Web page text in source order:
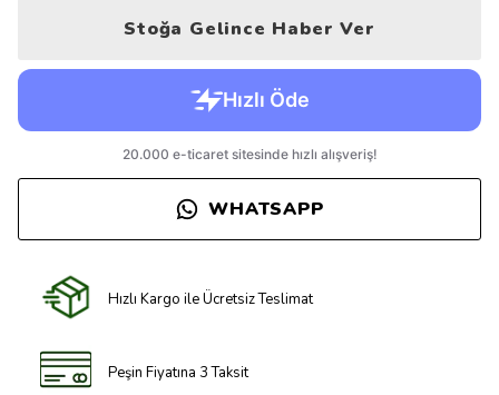
Stoğa Gelince Haber Ver
WHATSAPP
Hızlı Kargo ile Ücretsiz Teslimat
Peşin Fiyatına 3 Taksit